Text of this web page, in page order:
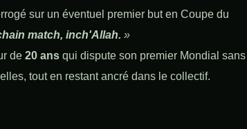
sur un éventuel premier but en Coupe du
match, inch'Allah. »
de 20 ans qui dispute son premier Mondial sans
tout en restant ancré dans le collectif.